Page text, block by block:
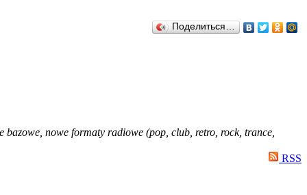
Поделиться…
bazowe, nowe formaty radiowe (pop, club, retro, rock, trance,
RSS